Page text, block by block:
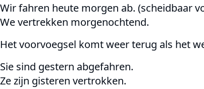
Wir fahren heute morgen ab. (scheidbaar
We vertrekken morgenochtend.
Het voorvoegsel komt weer terug als het
Sie sind gestern abgefahren.
Ze zijn gisteren vertrokken.